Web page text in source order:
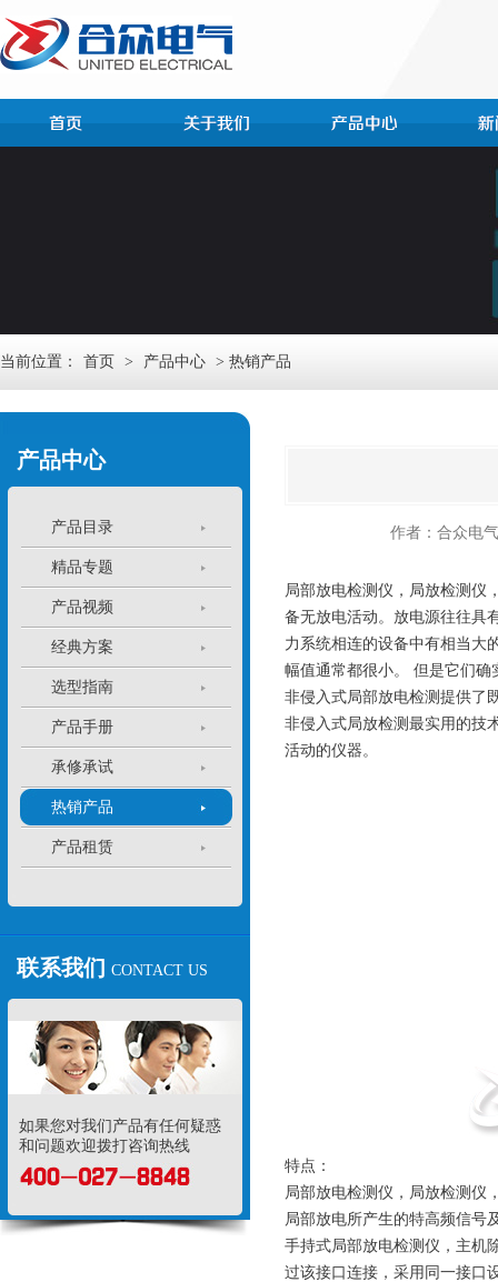
当前位置： 首页 > 产品中心 > 热销产品
产品中心
产品目录
精品专题
产品视频
经典方案
选型指南
产品手册
承修承试
热销产品
产品租赁
联系我们 CONTACT US
如果您对我们产品有任何疑惑
和问题欢迎拨打咨询热线
作者：合众电
局部放电检测仪，局放检测仪
备无放电活动。放电源往往具
力系统相连的设备中有相当大
幅值通常都很小。 但是它们
非侵入式局部放电检测提供了
非侵入式局放检测最实用的技
活动的仪器。
特点：
局部放电检测仪，局放检测仪
局部放电所产生的特高频信号
手持式局部放电检测仪，主机
过该接口连接，采用同一接口